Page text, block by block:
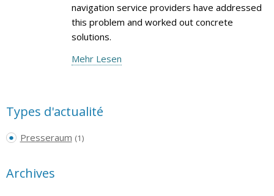
navigation service providers have addressed
this problem and worked out concrete
solutions.
Mehr Lesen
Types d'actualité
Presseraum (1)
Archives